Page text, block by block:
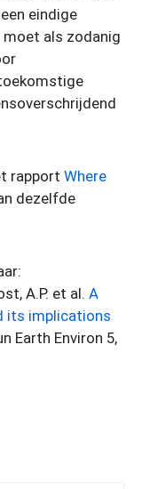
eindige
moet als zodanig
rapport Where
dezelfde
A.P. et al. A
its implications
Earth Environ 5,